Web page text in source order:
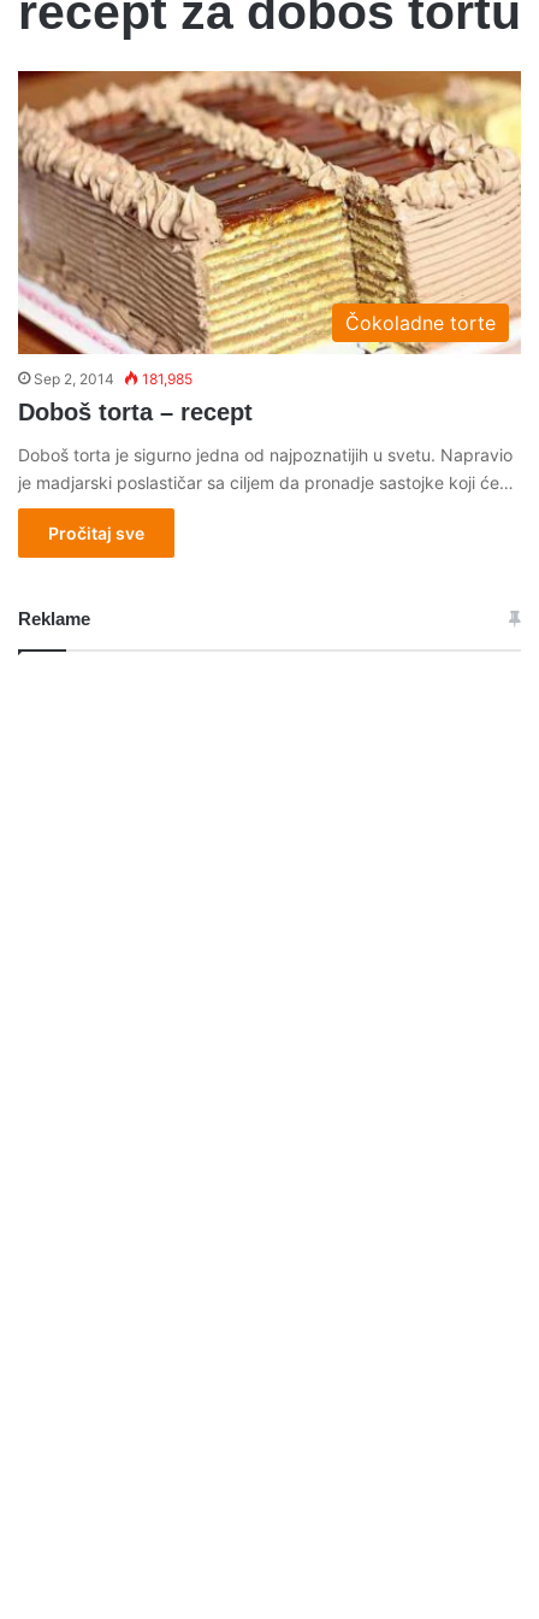
recept za dobos tortu
Čokoladne torte
Sep 2, 2014 181,985
Doboš torta – recept
Doboš torta je sigurno jedna od najpoznatijih u svetu. Napravio
je madjarski poslastičar sa ciljem da pronadje sastojke koji će…
Pročitaj sve
Reklame